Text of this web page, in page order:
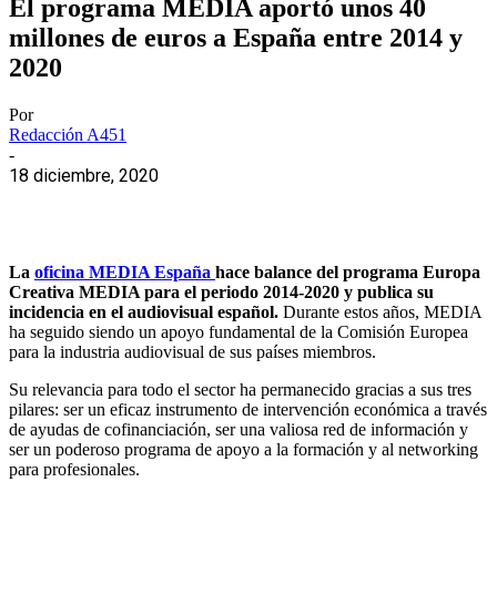
El programa MEDIA aportó unos 40
millones de euros a España entre 2014 y
2020
Por
Redacción A451
-
18 diciembre, 2020
La oficina MEDIA España hace balance del programa Europa
Creativa MEDIA para el periodo 2014-2020 y publica su
incidencia en el audiovisual español. Durante estos años, MEDIA
ha seguido siendo un apoyo fundamental de la Comisión Europea
para la industria audiovisual de sus países miembros.
Su relevancia para todo el sector ha permanecido gracias a sus tres
pilares: ser un eficaz instrumento de intervención económica a través
de ayudas de cofinanciación, ser una valiosa red de información y
ser un poderoso programa de apoyo a la formación y al networking
para profesionales.